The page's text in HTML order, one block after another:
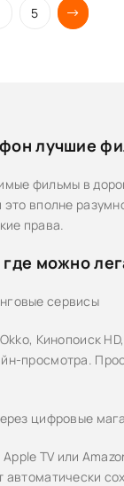
5
лучшие
фильмы в
вполне
права.
где можно
сервисы
Кинопоиск
просмотра.
цифровые
TV или
автоматически